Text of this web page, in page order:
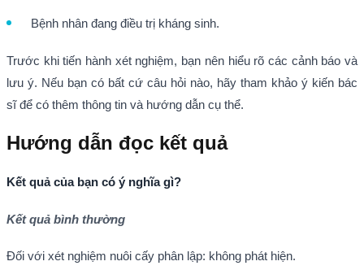
Bệnh nhân đang điều trị kháng sinh.
Trước khi tiến hành xét nghiệm, bạn nên hiểu rõ các cảnh báo và
lưu ý. Nếu bạn có bất cứ câu hỏi nào, hãy tham khảo ý kiến bác
sĩ để có thêm thông tin và hướng dẫn cụ thể.
Hướng dẫn đọc kết quả
Kết quả của bạn có ý nghĩa gì?
Kết quả bình thường
Đối với xét nghiệm nuôi cấy phân lập: không phát hiện.